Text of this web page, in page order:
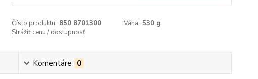
Číslo produktu: 850 8701300 Váha: 530 g
Strážiť cenu / dostupnosť
Komentáre 0